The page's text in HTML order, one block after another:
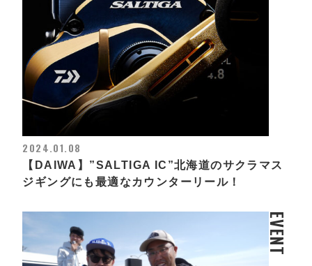
2024.01.08
【DAIWA】”SALTIGA IC”北海道のサクラマス
ジギングにも最適なカウンターリール！
EVENT